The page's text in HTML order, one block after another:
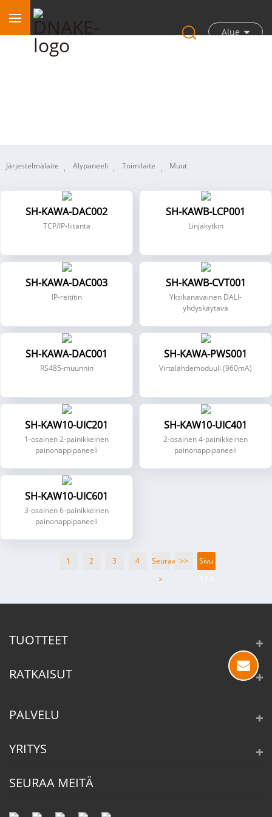
Alue
Järjestelmälaite Älypaneeli Toimilaite Muut
SH-KAWA-DAC002
TCP/IP-liitäntä
SH-KAWB-LCP001
Linjakytkin
SH-KAWA-DAC003
IP-reititin
SH-KAWB-CVT001
Yksikanavainen DALI-
yhdyskäytävä
SH-KAWA-DAC001
RS485-muunnin
SH-KAWA-PWS001
Virtalähdemoduuli (960mA)
SH-KAW10-UIC201
1-osainen 2-painikkeinen
painonappipaneeli
SH-KAW10-UIC401
2-osainen 4-painikkeinen
painonappipaneeli
SH-KAW10-UIC601
3-osainen 6-painikkeinen
painonappipaneeli
1 2 3 4
Seuraava
>
>>
Sivu
TUOTTEET
RATKAISUT
PALVELU
YRITYS
SEURAA MEITÄ